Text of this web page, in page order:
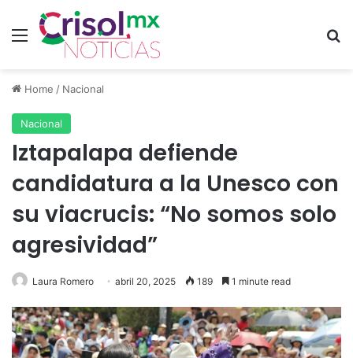
Menu
Home / Nacional
Nacional
Iztapalapa defiende
candidatura a la Unesco con
su viacrucis: “No somos solo
agresividad”
Laura Romero abril 20, 2025 189 1 minute read